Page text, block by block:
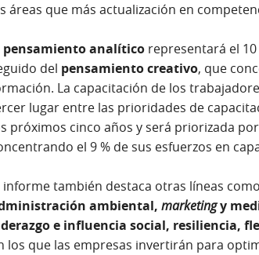
áreas que más actualización en
pensamiento analíticorepresentará el 10
del pensamiento creativo, que
La capacitación de los
lugar entre las prioridades de
próximos cinco años y será priorizada
el 9 % de sus esfuerzos en
informe también destaca otras líneas
ambiental, marketingy
e influencia social, resiliencia,
los que las empresas invertirán para